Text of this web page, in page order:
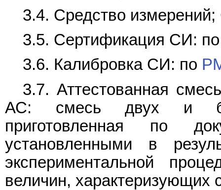
3.4. Средство
3.5. Сертификация СИ:
3.6. Калибровка СИ: по
3.7. Аттестованная
АС: смесь двух и
приготовленная по
установленными в
экспериментальной
величин, характеризующих